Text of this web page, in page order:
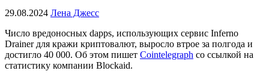
29.08.2024 Лена Джесс
Число вредоносных dapps, использующих сервис Inferno
Drainer для кражи криптовалют, выросло втрое за полгода и
достигло 40 000. Об этом пишет Cointelegraph со ссылкой на
статистику компании Blockaid.